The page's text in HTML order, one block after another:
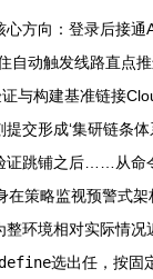
心方向：登录后接
自动触发线路直点
与构建基准链接
交形成‘集研链条
证跳铺之后……从命
在策略监视预警式
整环境相对实际情
选出任，按固